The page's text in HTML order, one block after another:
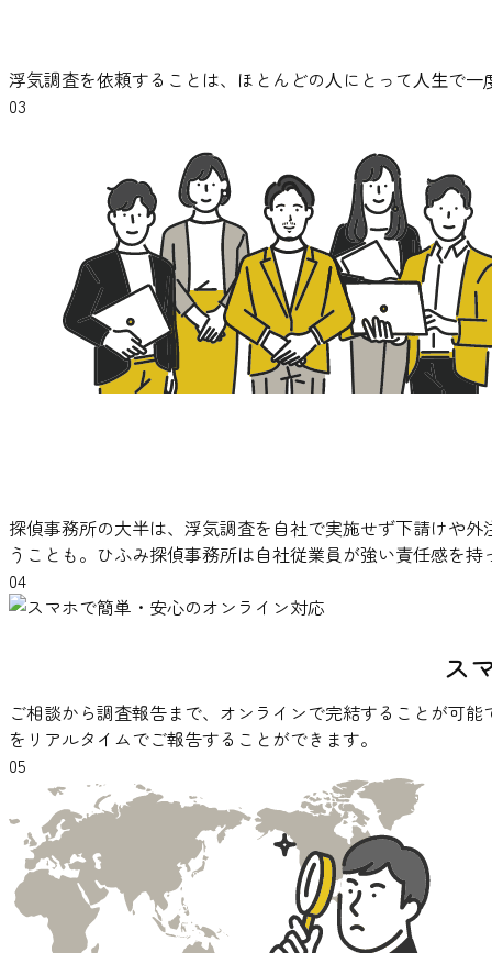
浮気調査を依頼することは、ほとんどの⼈にとって⼈⽣で
03
探偵事務所の大半は、浮気調査を自社で実施せず下請けや
うことも。ひふみ探偵事務所は自社従業員が強い責任感を
04
ス
ご相談から調査報告まで、オンラインで完結することが可
をリアルタイムでご報告することができます。
05